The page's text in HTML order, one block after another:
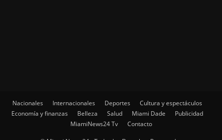
Nacionales Internacionales Deportes
Cultura y espectáculos
Economía y finanzas
Belleza Salud Miami Dade
Publicidad
MiamiNews24 Tv
Contacto